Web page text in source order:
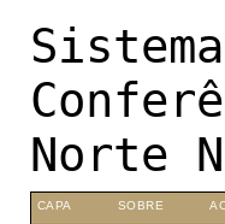
Norte
CAPA SOBRE